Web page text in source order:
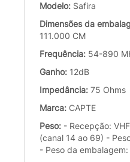
Modelo: Safira
Dimensões da
111.000 CM
Frequência: 54-890
Ganho: 12dB
Impedância: 75 Ohms
Marca: CAPTE
Peso: - Recepção:
(canal 14 ao 69) -
- Peso da